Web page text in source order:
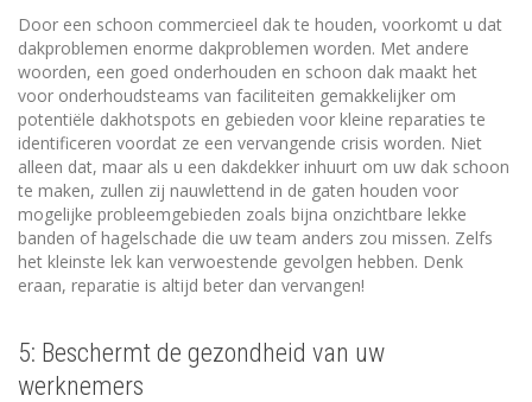
Door een schoon commercieel dak te houden, voorkomt u dat
dakproblemen enorme dakproblemen worden. Met andere
woorden, een goed onderhouden en schoon dak maakt het
voor onderhoudsteams van faciliteiten gemakkelijker om
potentiële dakhotspots en gebieden voor kleine reparaties te
identificeren voordat ze een vervangende crisis worden. Niet
alleen dat, maar als u een dakdekker inhuurt om uw dak schoon
te maken, zullen zij nauwlettend in de gaten houden voor
mogelijke probleemgebieden zoals bijna onzichtbare lekke
banden of hagelschade die uw team anders zou missen. Zelfs
het kleinste lek kan verwoestende gevolgen hebben. Denk
eraan, reparatie is altijd beter dan vervangen!
5: Beschermt de gezondheid van uw
werknemers